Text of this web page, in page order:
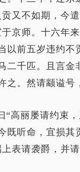
又不如期，今
京师。十六年
前五岁违约不
二千匹。且言金
。然请颛谥号
“高丽屡请约束
既听命，宜损其
表请袭爵，并